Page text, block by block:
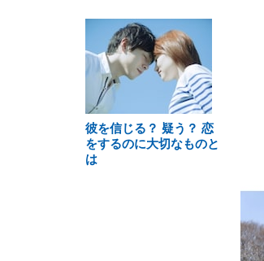
彼を信じる？ 疑う？ 恋
をするのに大切なものと
は